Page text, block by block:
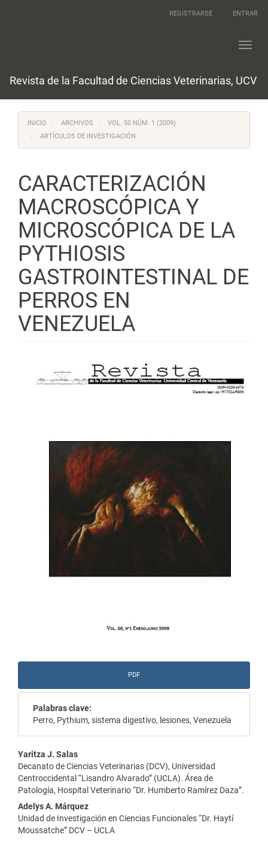
REGISTRARSE ENTRAR
Revista de la Facultad de Ciencias Veterinarias, UCV
INICIO ARCHIVOS
VOL. 50 NÚM. 1 (2009)
ARTÍCULOS DE INVESTIGACIÓN
CARACTERIZACIÓN
MACROSCÓPICA Y
MICROSCÓPICA DE LA
PYTHIOSIS
GASTROINTESTINAL DE
PERROS EN
VENEZUELA
lateral
PDF
Palabras clave:
Perro, Pythium, sistema digestivo, lesiones, Venezuela
Contenido
principal
del
artículo
Yaritza J. Salas
Decanato de Ciencias Veterinarias (DCV), Universidad
Centroccidental “Lisandro Alvarado” (UCLA). Área de
Patología, Hospital Veterinario “Dr. Humberto Ramírez Daza”.
Adelys A. Márquez
Unidad de Investigación en Ciencias Funcionales “Dr. Haytí
Moussatche” DCV – UCLA